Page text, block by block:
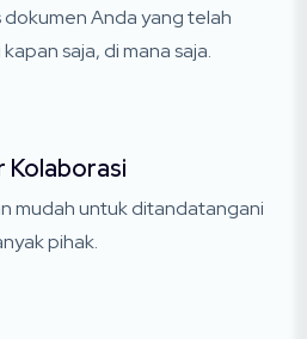
dokumen Anda yang telah
saja, di mana saja.
Kolaborasi
mudah untuk ditandatangani
pihak.